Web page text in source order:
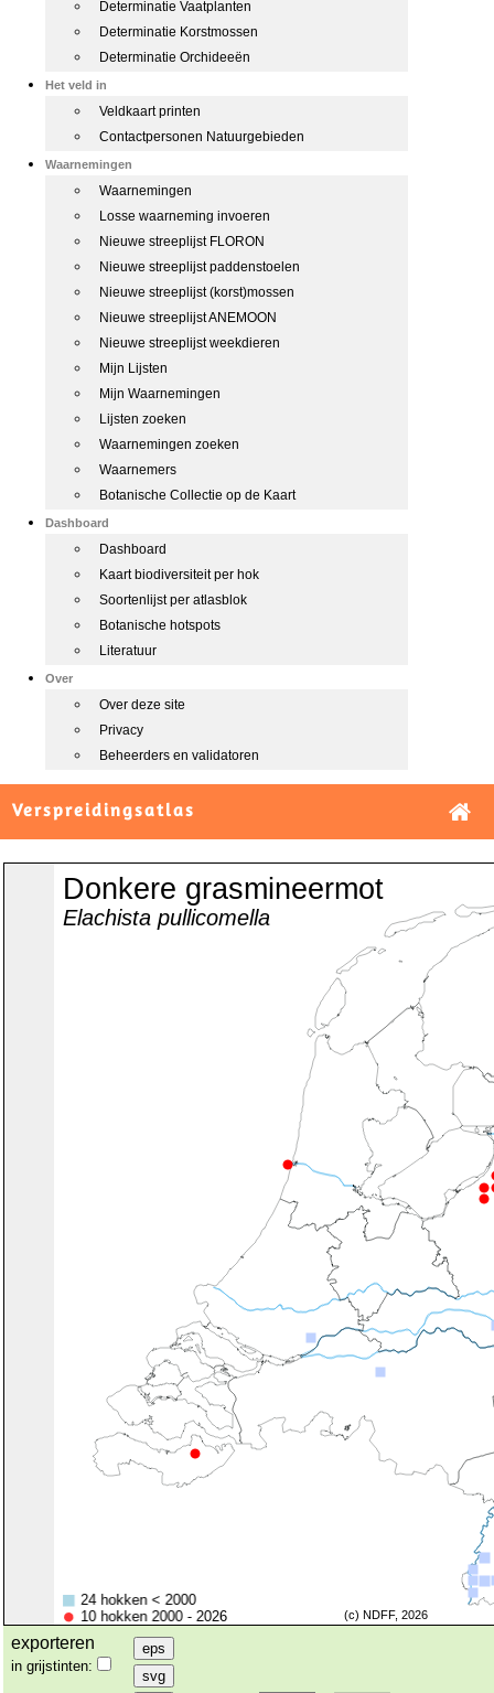
Determinatie Vaatplanten
Determinatie Korstmossen
Determinatie Orchideeën
Het veld in
Veldkaart printen
Contactpersonen Natuurgebieden
Waarnemingen
Waarnemingen
Losse waarneming invoeren
Nieuwe streeplijst FLORON
Nieuwe streeplijst paddenstoelen
Nieuwe streeplijst (korst)mossen
Nieuwe streeplijst ANEMOON
Nieuwe streeplijst weekdieren
Mijn Lijsten
Mijn Waarnemingen
Lijsten zoeken
Waarnemingen zoeken
Waarnemers
Botanische Collectie op de Kaart
Dashboard
Dashboard
Kaart biodiversiteit per hok
Soortenlijst per atlasblok
Botanische hotspots
Literatuur
Over
Over deze site
Privacy
Beheerders en validatoren
Verspreidingsatlas